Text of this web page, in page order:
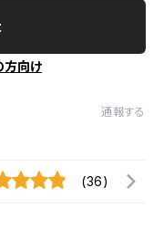
方向け
通報する
(36)